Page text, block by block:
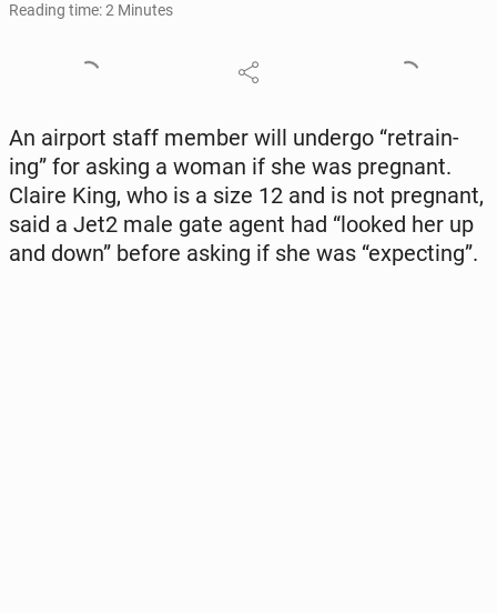
Reading time: 2 Minutes
An airport staff member will undergo “re­train­
ing” for asking a woman if she was preg­nant.
Claire King, who is a size 12 and is not preg­nant,
said a Jet2 male gate agent had “looked her up
and down” before asking if she was “ex­pect­ing”.